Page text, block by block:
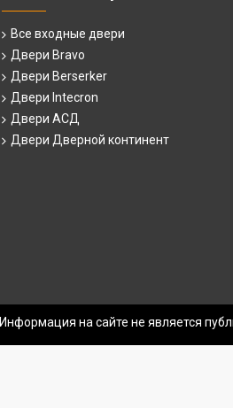
Все входные двери
Двери Bravo
Двери Berserker
Двери Intecron
Двери АСД
Двери Дверной континент
Информация на сайте не является